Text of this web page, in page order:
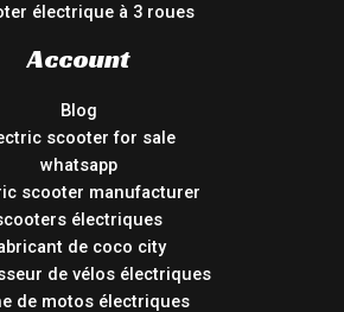
électrique à 3 roues
Account
Blog
scooter for sale
whatsapp
scooter manufacturer
électriques
de coco city
de vélos électriques
de motos électriques